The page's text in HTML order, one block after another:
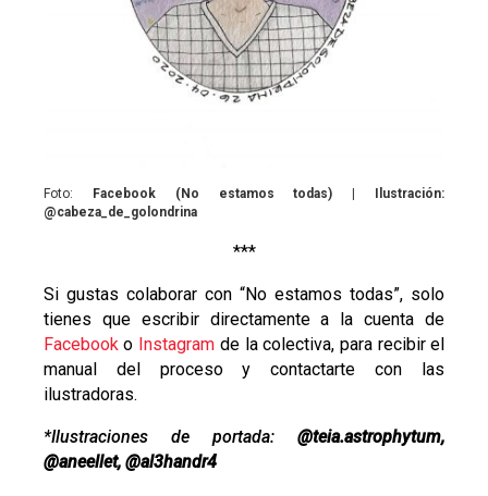
Foto: Facebook (No estamos todas) | Ilustración:
@cabeza_de_golondrina
***
Si gustas colaborar con“No estamos todas”, solo
tienes que escribir directamente a la cuenta de
Facebook o Instagram de la colectiva, para recibir el
manual del proceso y contactarte con las
ilustradoras.
*Ilustraciones de portada:@teia.astrophytum,
@aneellet, @al3handr4